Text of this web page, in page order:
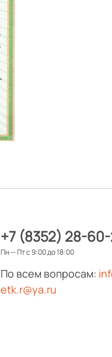
+7 (8352) 28-
Пн — Пт с 9:00 до 18:00
По всем вопросам:
etk.r@ya.ru